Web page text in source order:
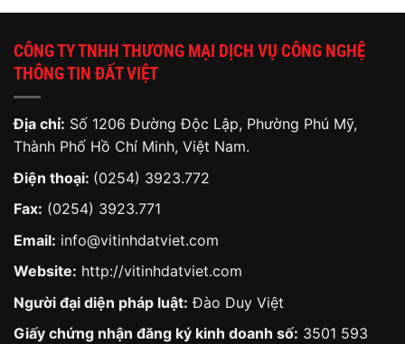
CÔNG TY TNHH THƯƠNG MẠI DỊCH VỤ CÔNG NGHỆ
THÔNG TIN ĐẤT VIỆT
Địa chỉ: Số 1206 Đường Độc Lập, Phường Phú Mỹ,
Thành Phố Hồ Chí Minh, Việt Nam.
Điện thoại: (0254) 3923.772
Fax: (0254) 3923.771
Email: info@vitinhdatviet.com
Website: http://vitinhdatviet.com
Người đại diện pháp luật: Đào Duy Việt
Giấy chứng nhận đăng ký kinh doanh số: 3501 593